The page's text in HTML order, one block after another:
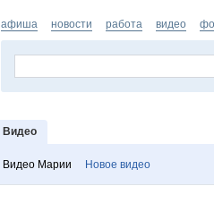
афиша новости работа видео
Видео
Видео Марии Новое видео